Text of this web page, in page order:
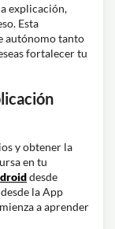
explicación,
Esta
autónomo tanto
fortalecer tu
y obtener la
en tu
desde
desde la App
a aprender